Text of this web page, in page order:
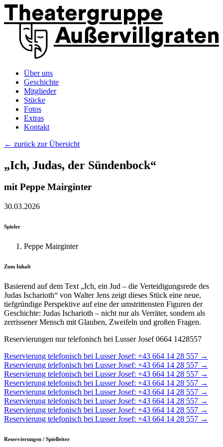
Über uns
Geschichte
Mitglieder
Stücke
Fotos
Extras
Kontakt
← zurück zur Übersicht
„Ich, Judas, der Sündenbock“
mit Peppe Mairginter
30.03.2026
Spieler
Peppe Mairginter
Zum Inhalt
Basierend auf dem Text „Ich, ein Jud – die Verteidigungsrede des
Judas Ischarioth“ von Walter Jens zeigt dieses Stück eine neue,
tiefgründige Perspektive auf eine der umstrittensten Figuren der
Geschichte: Judas Ischarioth – nicht nur als Verräter, sondern als
zerrissener Mensch mit Glauben, Zweifeln und großen Fragen.
Reservierungen nur telefonisch bei Lusser Josef 0664 1428557
Reservierung telefonisch bei Lusser Josef: +43 664 14 28 557 →
Reservierung telefonisch bei Lusser Josef: +43 664 14 28 557 →
Reservierung telefonisch bei Lusser Josef: +43 664 14 28 557 →
Reservierung telefonisch bei Lusser Josef: +43 664 14 28 557 →
Reservierung telefonisch bei Lusser Josef: +43 664 14 28 557 →
Reservierung telefonisch bei Lusser Josef: +43 664 14 28 557 →
Reservierung telefonisch bei Lusser Josef: +43 664 14 28 557 →
Reservierung telefonisch bei Lusser Josef: +43 664 14 28 557 →
Reservierungen / Spielleiter